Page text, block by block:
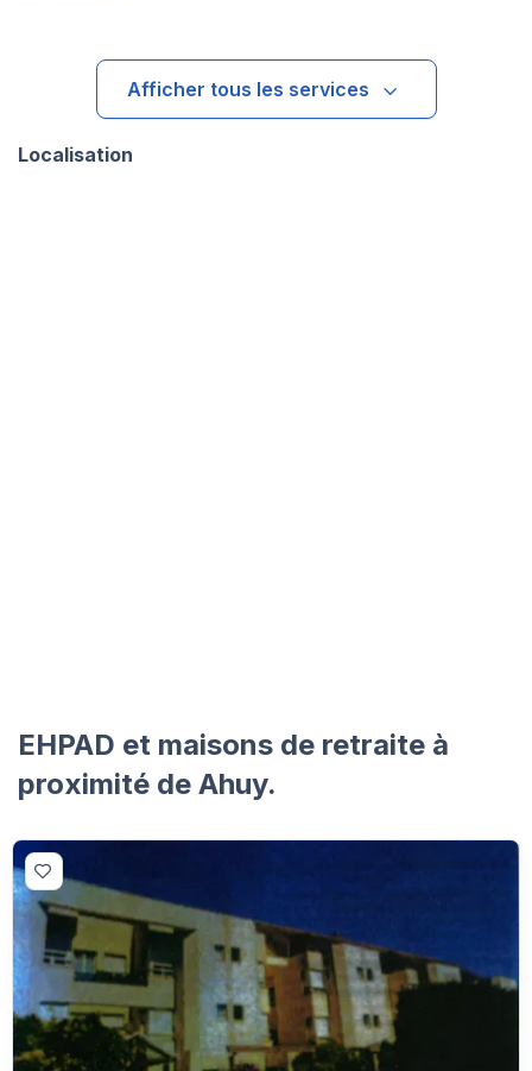
Afficher tous les services
Localisation
EHPAD et maisons de retraite à
proximité de Ahuy.